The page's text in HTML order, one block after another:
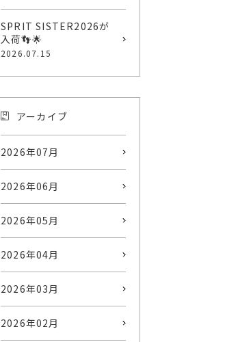
SPRIT SISTER2026が
入荷👣🌟
2026.07.15
アーカイブ
2026年07月
2026年06月
2026年05月
2026年04月
2026年03月
2026年02月